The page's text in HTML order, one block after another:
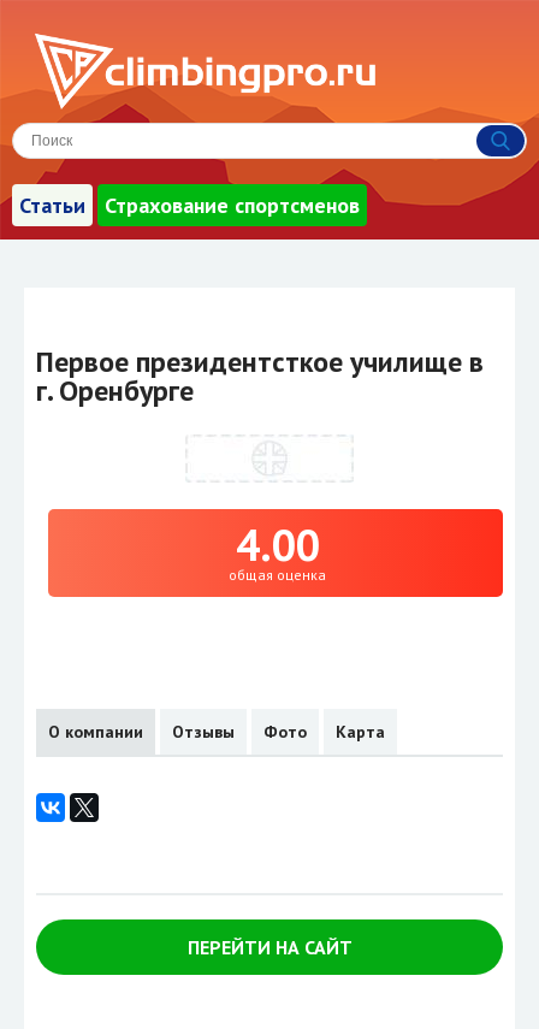
Статьи Страхование спортсменов
Первое президентсткое училище в
г. Оренбурге
4.00
общая оценка
О компании Отзывы Фото Карта
ПЕРЕЙТИ НА САЙТ